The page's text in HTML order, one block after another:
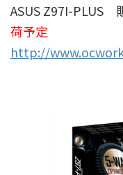
ASUS Z97I-PLUS
荷予定
http://